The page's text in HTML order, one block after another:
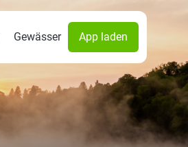
Gewässer App laden